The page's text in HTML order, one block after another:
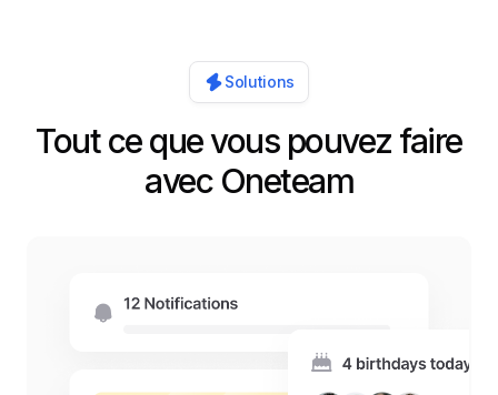
Solutions
Tout ce que vous pouvez faire
avec Oneteam